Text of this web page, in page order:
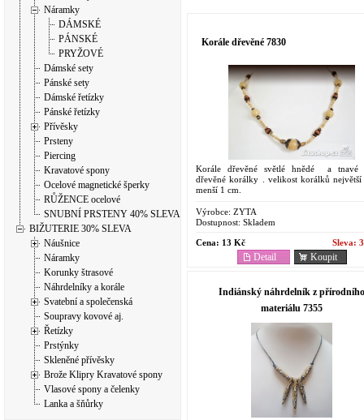
Náramky
DÁMSKÉ
PÁNSKÉ
PRYŽOVÉ
Dámské sety
Pánské sety
Dámské řetízky
Pánské řetízky
Přívěsky
Prsteny
Piercing
Kravatové spony
Ocelové magnetické šperky
RŮŽENCE ocelové
SNUBNÍ PRSTENY 40% SLEVA
BIŽUTERIE 30% SLEVA
Náušnice
Náramky
Korunky štrasové
Náhrdelníky a korále
Svatební a společenská
Soupravy kovové aj.
Řetízky
Prstýnky
Skleněné přívěsky
Brože Klipry Kravatové spony
Vlasové spony a čelenky
Lanka a šňůrky
Korále dřevěné 7830
Korále dřevěné světlé hnědé a tnavé
dřevěné korálky . velikost korálků
menší 1 cm.
Výrobce: ZYTA
Dostupnost: Skladem
Cena: 13 Kč Sleva:
Koupit
Detail
Indiánský náhrdelník z přírodního
materiálu 7355